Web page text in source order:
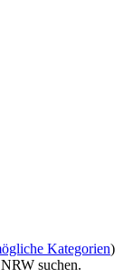
Kategorien)
suchen.